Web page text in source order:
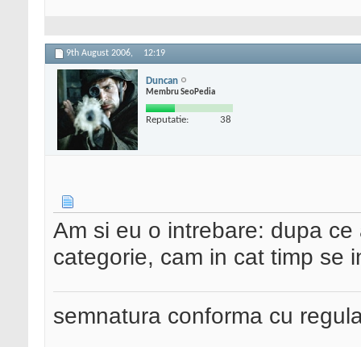
9th August 2006, 12:19
Duncan
Membru SeoPedia
Reputatie: 38
Am si eu o intrebare: dupa
categorie, cam in cat timp se
semnatura conforma cu